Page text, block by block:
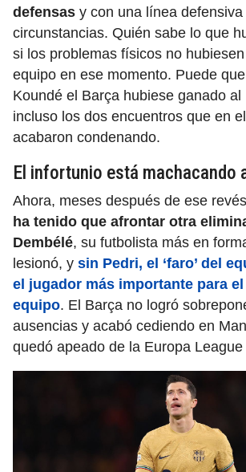
defensas y con una línea defensiva
circunstancias. Quién sabe lo que
si los problemas físicos no
equipo en ese momento. Puede
Koundé el Barça hubiese ganado al
incluso los dos encuentros que en
acabaron condenando.
El infortunio está machacando
Ahora, meses después de ese
ha tenido que afrontar otra
Dembélé, su futbolista más en
lesionó, y sin Pedri, el ‘faro’ del
el jugador más importante para
equipo. El Barça no logró
ausencias y acabó cediendo en
quedó apeado de la Europa